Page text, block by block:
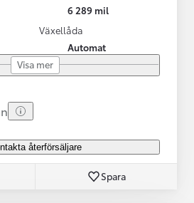
6 289 mil
Växellåda
Automat
Visa mer
återförsäljare
Spara